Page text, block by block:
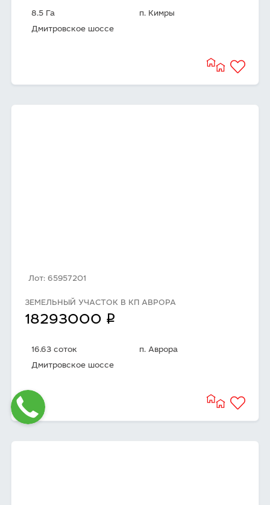
8.5 Га
п. Кимры
Дмитровское шоссе
Лот: 65957201
ЗЕМЕЛЬНЫЙ УЧАСТОК В КП АВРОРА
18293000 q
16.63 соток
п. Аврора
Дмитровское шоссе